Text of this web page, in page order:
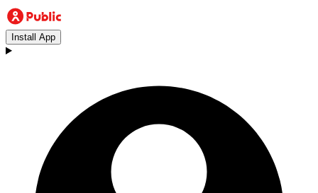
Install App